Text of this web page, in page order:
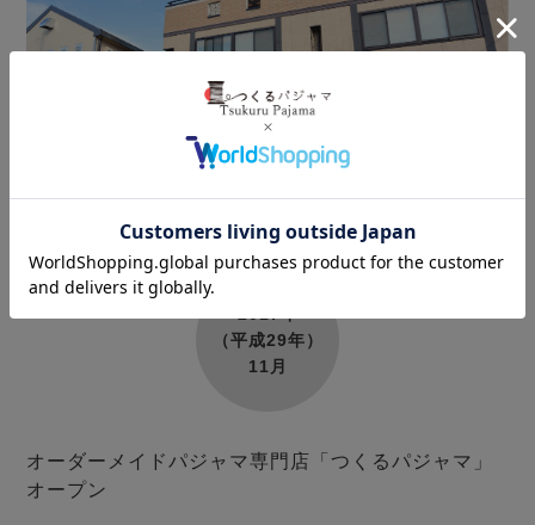
（平成29年）
11月
オーダーメイドパジャマ専門店「つくるパジャマ」
オープン